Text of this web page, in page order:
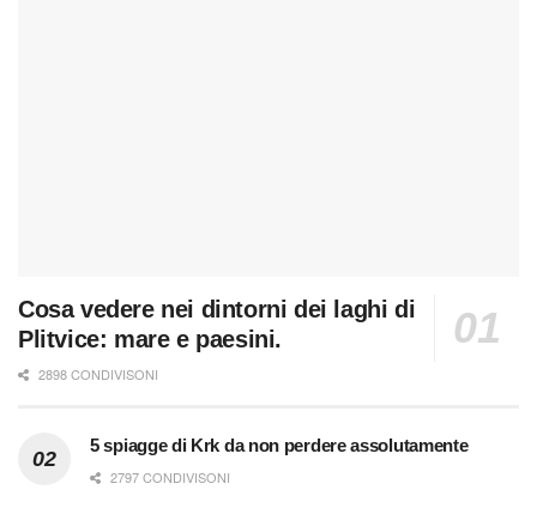
Cosa vedere nei dintorni dei laghi di
Plitvice: mare e paesini.
2898 CONDIVISONI
5 spiagge di Krk da non perdere assolutamente
2797 CONDIVISONI